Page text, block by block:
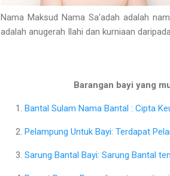
Nama Maksud Nama Sa'adah adalah
adalah anugerah Ilahi dan kurniaan
Barangan bayi yang
Bantal Sulam Nama Bantal : Cipta
Pelampung Untuk Bayi: Terdapat
Sarung Bantal Bayi: Sarung Bantal